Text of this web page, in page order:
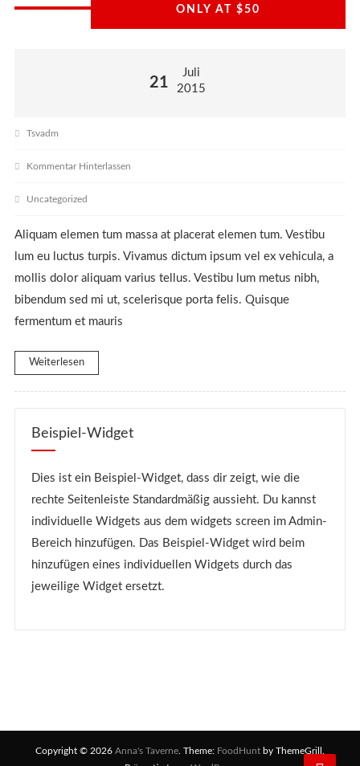
ONLY AT $50
21
Juli
2015
Tsvadm
Kommentar Hinterlassen
Uncategorized
Aliquam elemen tum massa at placerat elemen tum. Vestibu
lum eu luctus turpis. Vivamus dictum ipsum vel ex vehicula, a
mollis dolor aliquam varius tellus. Vestibu lum metus nibh,
bibendum sed mi ut, scelerisque porta felis. Quisque
fermentum et mauris
Weiterlesen
Beispiel-Widget
Dies ist ein Beispiel-Widget, dass dir zeigt, wie die
rechte Seitenleiste Standardmäßig aussieht. Du kannst
individuelle Widgets aus dem widgets screen im Admin-
Bereich hinzufügen. Das Beispiel-Widget wird beim
hinzufügen eines individuellen Widgets durch das
jeweilige Widget ersetzt.
Copyright © 2026 Anna's Taverne. Theme: FoodHuntby ThemeGrill.